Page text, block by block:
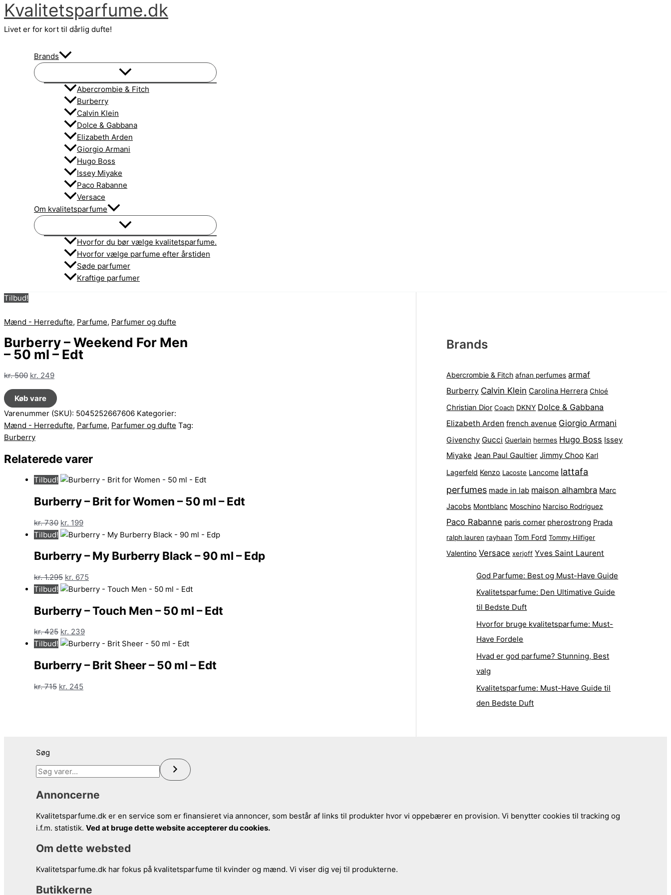
Gå
til
indholdet
Kvalitetsparfume.dk
Livet er for kort til dårlig dufte!
Brands
Abercrombie & Fitch
Burberry
Calvin Klein
Dolce & Gabbana
Elizabeth Arden
Giorgio Armani
Hugo Boss
Issey Miyake
Paco Rabanne
Versace
Om kvalitetsparfume
Hvorfor du bør vælge kvalitetsparfume.
Hvorfor vælge parfume efter årstiden
Søde parfumer
Kraftige parfumer
Tilbud!
Mænd - Herredufte, Parfume, Parfumer og dufte
Burberry – Weekend For Men
– 50 ml – Edt
kr.500 Den
oprindelige
pris
var:
kr. 500.
kr. 249Den
pris
er:
kr. 249.
Køb vare
Varenummer (SKU): 5045252667606 Kategorier:
Mænd - Herredufte, Parfume, Parfumer og dufte Tag:
Burberry
Relaterede varer
Tilbud!
Burberry – Brit for Women – 50 ml – Edt
kr.730 Den
oprindelige
var:
kr. 199Den
aktuelle
er:
Tilbud!
Burberry – My Burberry Black – 90 ml – Edp
kr.1.295 Den
oprindelige
var:
kr. 675
aktuelle
er:
Tilbud!
Burberry – Touch Men – 50 ml – Edt
kr.425 Den
oprindelige
var:
kr. 239Den
aktuelle
er:
Tilbud!
Burberry – Brit Sheer – 50 ml – Edt
kr.715 Den
kr. 245
Brands
Abercrombie & Fitch afnan perfumes armaf
Burberry Calvin Klein Carolina Herrera Chloé
Christian Dior Coach DKNY Dolce & Gabbana
Elizabeth Arden french avenue Giorgio Armani
Givenchy Gucci Guerlain hermes Hugo Boss Issey
Miyake Jean Paul Gaultier Jimmy Choo Karl
Lagerfeld Kenzo Lacoste Lancome lattafa
perfumes made in lab maison alhambra Marc
Jacobs Montblanc Moschino Narciso Rodriguez
Paco Rabanne paris corner pherostrong Prada
ralph lauren rayhaan Tom Ford Tommy Hilfiger
Valentino Versace xerjoff Yves Saint Laurent
God Parfume: Best og Must-Have Guide
Kvalitetsparfume: Den Ultimative Guide
til Bedste Duft
Hvorfor bruge kvalitetsparfume: Must-
Have Fordele
Hvad er god parfume? Stunning, Best
valg
Kvalitetsparfume: Must-Have Guide til
den Bedste Duft
Søg
Annoncerne
Kvalitetsparfume.dk er en service som er finansieret via annoncer, som består af links til produkter hvor vi oppebærer en provision. Vi benytter cookies til tracking og
i.f.m. statistik. Ved at bruge dette website accepterer du cookies.
Om dette websted
Kvalitetsparfume.dk har fokus på kvalitetsparfume til kvinder og mænd. Vi viser dig vej til produkterne.
Butikkerne